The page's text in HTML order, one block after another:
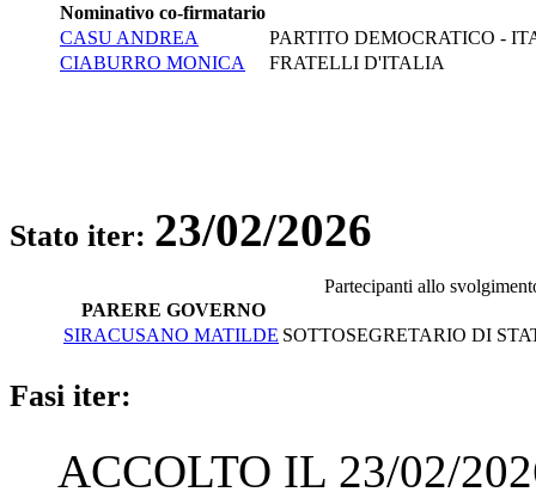
Nominativo co-firmatario
CASU ANDREA
PARTITO DEMOCRATICO -
CIABURRO MONICA
FRATELLI D'ITALIA
Stato iter: 23/02/2026
Partecipanti allo
PARERE GOVERNO
SIRACUSANO MATILDE SOTTOSEGRETARIO DI
Fasi iter:
ACCOLTO IL 23/02/